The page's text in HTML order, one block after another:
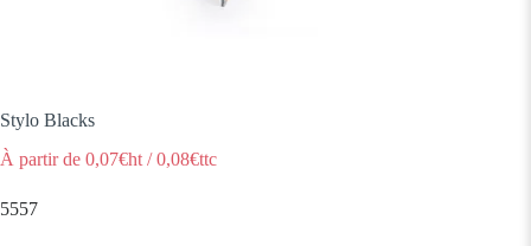
Stylo Blacks
À partir de 0,07€ht /0,08€ttc
5557